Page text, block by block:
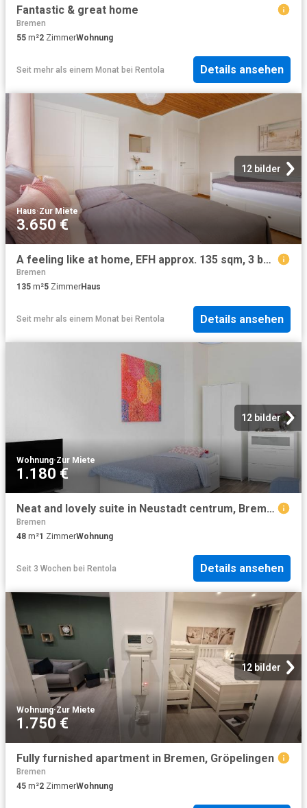
Fantastic & great home
Bremen
55 m²2 ZimmerWohnung
Seit mehr als einem Monat bei Rentola Details ansehen
12 bilder
Haus·Zur Miete
3.650 €
A feeling like at home, EFH approx. 135 sqm, 3 bedrooms, up to 9 persons
Bremen
135 m²5 ZimmerHaus
Seit mehr als einem Monat bei Rentola Details ansehen
12 bilder
Wohnung·Zur Miete
1.180 €
Neat and lovely suite in Neustadt centrum, Bremen Amsterdam Apartments for Rent
Bremen
48 m²1 ZimmerWohnung
Seit 3 Wochen bei Rentola Details ansehen
12 bilder
Wohnung·Zur Miete
1.750 €
Fully furnished apartment in Bremen, Gröpelingen
Bremen
45 m²2 ZimmerWohnung